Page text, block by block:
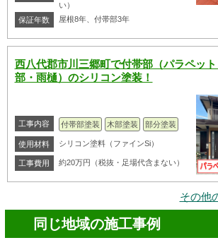
い）
保証年数
屋根8年、付帯部3年
西八代郡市川三郷町で付帯部（パラペッ
部・雨樋）のシリコン塗装！
工事内容 付帯部塗装 木部塗装 部分塗装
使用材料 シリコン塗料（ファインSi）
工事費用 約20万円（税抜・足場代含まない）
その他
同じ地域の施工事例